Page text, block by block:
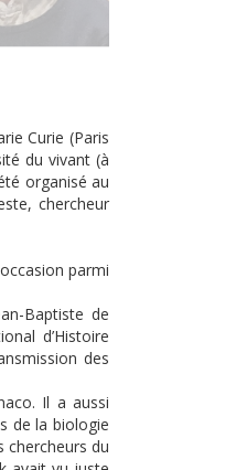
Curie (Paris
du vivant (à
organisé au
chercheur
parmi
Baptiste de
d’Histoire
des
Il a aussi
de la biologie
chercheurs du